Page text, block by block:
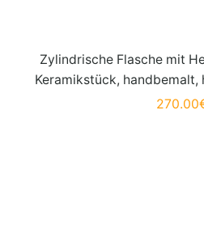
Zylindrische Flasche mit
Keramikstück,
270.00